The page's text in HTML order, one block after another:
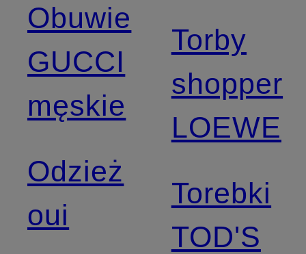
Obuwie
GUCCI
męskie
Odzież
oui
Torby
shopper
LOEWE
Torebki
TOD'S